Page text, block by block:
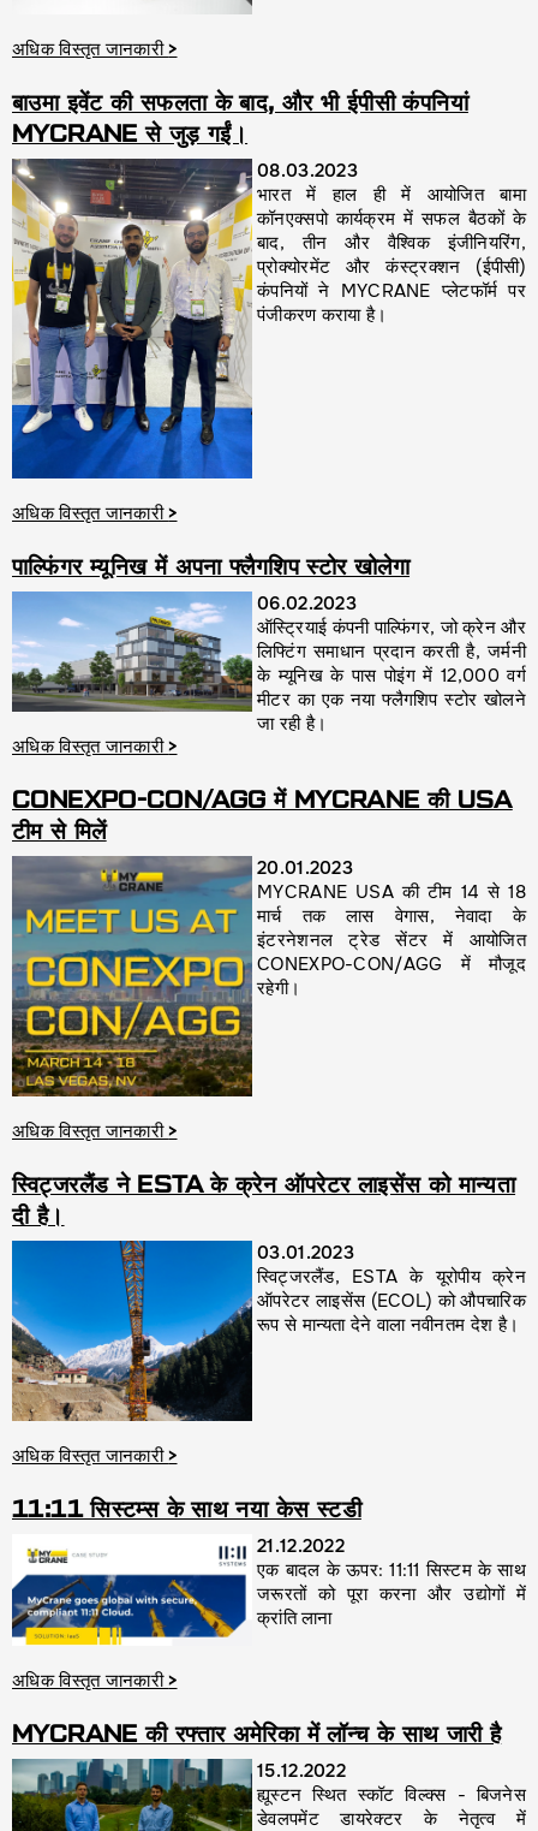
अधिक विस्तृत जानकारी>
बाउमा इवेंट की सफलता के बाद, और भी ईपीसी कंपनियां
MYCRANE से जुड़ गईं।
अधिक विस्तृत जानकारी>
08.03.2023
भारत में हाल ही में आयोजित बामा
कॉनएक्सपो कार्यक्रम में सफल बैठकों के
बाद, तीन और वैश्विक इंजीनियरिंग,
प्रोक्योरमेंट और कंस्ट्रक्शन (ईपीसी)
कंपनियों ने MYCRANE प्लेटफॉर्म पर
पंजीकरण कराया है।
पाल्फिंगर म्यूनिख में अपना फ्लैगशिप स्टोर खोलेगा
अधिक विस्तृत जानकारी>
06.02.2023
ऑस्ट्रियाई कंपनी पाल्फिंगर, जो क्रेन और
लिफ्टिंग समाधान प्रदान करती है, जर्मनी
के म्यूनिख के पास पोइंग में 12,000 वर्ग
मीटर का एक नया फ्लैगशिप स्टोर खोलने
जा रही है।
CONEXPO-CON/AGG में MYCRANE की USA
टीम से मिलें
अधिक विस्तृत जानकारी>
20.01.2023
MYCRANE USA की टीम 14 से 18
मार्च तक लास वेगास, नेवादा के
इंटरनेशनल ट्रेड सेंटर में आयोजित
CONEXPO-CON/AGG में मौजूद
रहेगी।
स्विट्जरलैंड ने ESTA के क्रेन ऑपरेटर लाइसेंस को मान्यता
दी है।
अधिक विस्तृत जानकारी>
03.01.2023
स्विट्जरलैंड, ESTA के यूरोपीय क्रेन
ऑपरेटर लाइसेंस (ECOL) को औपचारिक
रूप से मान्यता देने वाला नवीनतम देश है।
11:11 सिस्टम्स के साथ नया केस स्टडी
अधिक विस्तृत जानकारी>
21.12.2022
एक बादल के ऊपर: 11:11 सिस्टम के साथ
जरूरतों को पूरा करना और उद्योगों में
क्रांति लाना
MYCRANE की रफ्तार अमेरिका में लॉन्च के साथ जारी है
15.12.2022
ह्यूस्टन स्थित स्कॉट विल्क्स - बिजनेस
डेवलपमेंट डायरेक्टर के नेतृत्व में